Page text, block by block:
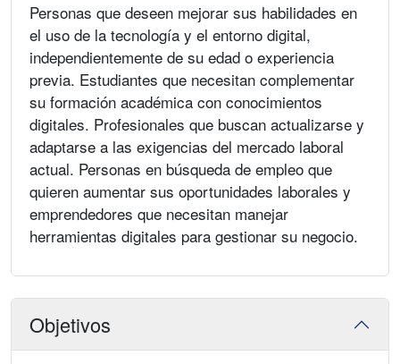
Personas que deseen mejorar sus habilidades en
el uso de la tecnología y el entorno digital,
independientemente de su edad o experiencia
previa. Estudiantes que necesitan complementar
su formación académica con conocimientos
digitales. Profesionales que buscan actualizarse y
adaptarse a las exigencias del mercado laboral
actual. Personas en búsqueda de empleo que
quieren aumentar sus oportunidades laborales y
emprendedores que necesitan manejar
herramientas digitales para gestionar su negocio.
Objetivos